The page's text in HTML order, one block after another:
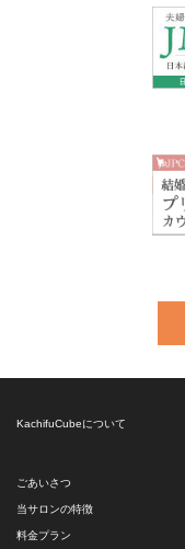
KachifuCubeについて
ごあいさつ
当サロンの特徴
料金プラン